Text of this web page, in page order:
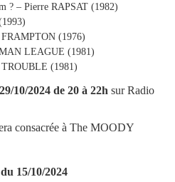
? – Pierre RAPSAT (1982)
FRAMPTON (1976)
LEAGUE (1981)
(1981)
29/10/2024 de 20 à 22h sur Radio
consacrée à The MOODY
du 15/10/2024